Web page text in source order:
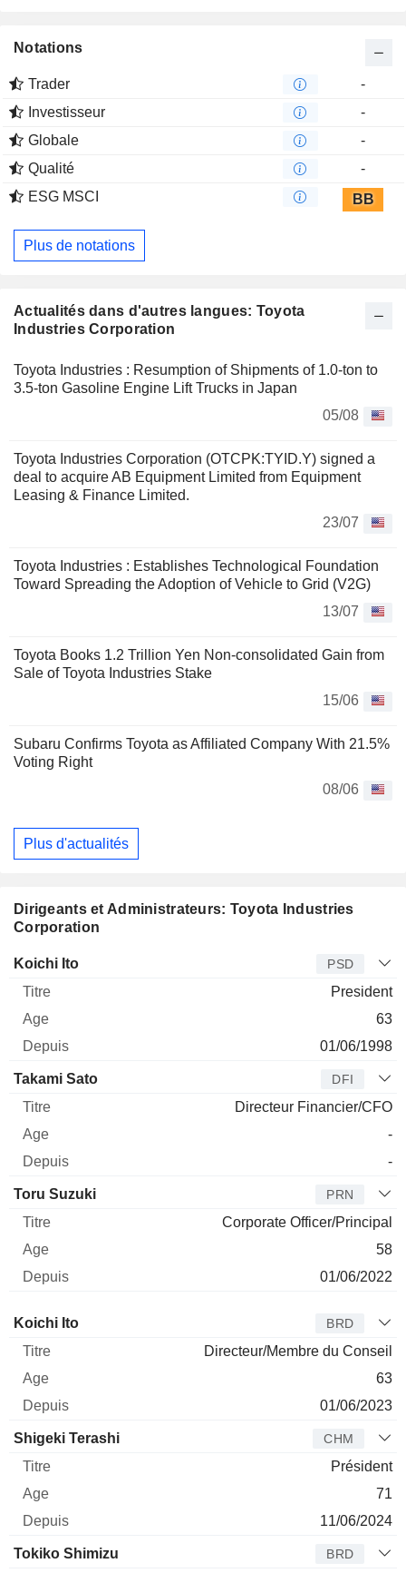
Actualités dans d'autres langues: Toyota
Industries Corporation
Toyota Industries : Resumption of Shipments of 1.0-ton to
3.5-ton Gasoline Engine Lift Trucks in Japan
05/08
Toyota Industries Corporation (OTCPK:TYID.Y) signed a
deal to acquire AB Equipment Limited from Equipment
Leasing & Finance Limited.
23/07
Toyota Industries : Establishes Technological Foundation
Toward Spreading the Adoption of Vehicle to Grid (V2G)
13/07
Toyota Books 1.2 Trillion Yen Non-consolidated Gain from
Sale of Toyota Industries Stake
15/06
Subaru Confirms Toyota as Affiliated Company With 21.5%
Voting Right
08/06
Plus d'actualités
Dirigeants et Administrateurs: Toyota Industries
Corporation
Dirigeant
Koichi Ito PSD
President
63
01/06/1998
Takami Sato DFI
Directeur Financier/CFO
-
-
Toru Suzuki PRN
Corporate Officer/Principal
58
01/06/2022
Administrateur
Koichi Ito BRD
Directeur/Membre du Conseil
63
01/06/2023
Shigeki Terashi CHM
Président
71
11/06/2024
Tokiko Shimizu BRD
Notations
Trader
-
Investisseur
-
Globale
-
Qualité
-
ESG MSCI
BB
Plus de notations